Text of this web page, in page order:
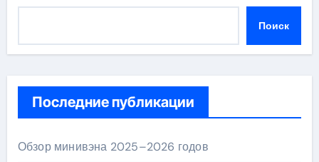
Поиск
Последние публикации
Обзор минивэна 2025–2026 годов